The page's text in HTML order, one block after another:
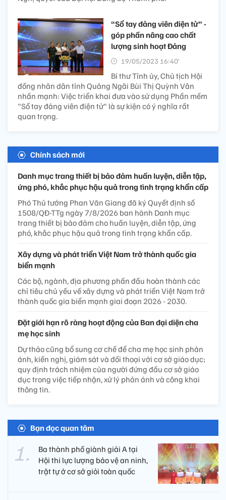
“Sổ tay đảng viên điện tử” -
góp phần nâng cao chất
lượng sinh hoạt Đảng
19/05/2023 16:40’
Bí thư Tỉnh ủy, Chủ tịch Hội
đồng nhân dân tỉnh Quảng Ngãi Bùi Thị Quỳnh Vân
nhấn mạnh: Việc triển khai đưa vào sử dụng Phần mềm
"Sổ tay đảng viên điện tử" là sự kiện có ý nghĩa rất
quan trọng.
Chính sách mới
Danh mục trang thiết bị bảo đảm huấn luyện, diễn tập,
ứng phó, khắc phục hậu quả trong tình trạng khẩn cấp
Phó Thủ tướng Phan Văn Giang đã ký Quyết định số
1508/QĐ-TTg ngày 7/8/2026 ban hành Danh mục
trang thiết bị bảo đảm cho huấn luyện, diễn tập, ứng
phó, khắc phục hậu quả trong tình trạng khẩn cấp.
Xây dựng và phát triển Việt Nam trở thành quốc gia
biển mạnh
Các bộ, ngành, địa phương phấn đấu hoàn thành các
chỉ tiêu chủ yếu về xây dựng và phát triển Việt Nam trở
thành quốc gia biển mạnh giai đoạn 2026 - 2030.
Đặt giới hạn rõ ràng hoạt động của Ban đại diện cha
mẹ học sinh
Dự thảo cũng bổ sung cơ chế để cha mẹ học sinh phản
ánh, kiến nghị, giám sát và đối thoại với cơ sở giáo dục;
quy định trách nhiệm của người đứng đầu cơ sở giáo
dục trong việc tiếp nhận, xử lý phản ánh và công khai
thông tin.
Bạn đọc quan tâm
Ba thành phố giành giải A tại
Hội thi lực lượng bảo vệ an ninh,
trật tự ở cơ sở giỏi toàn quốc